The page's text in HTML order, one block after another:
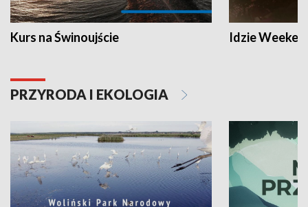
Kurs na Świnoujście Idzie
PRZYRODA I EKOLOGIA